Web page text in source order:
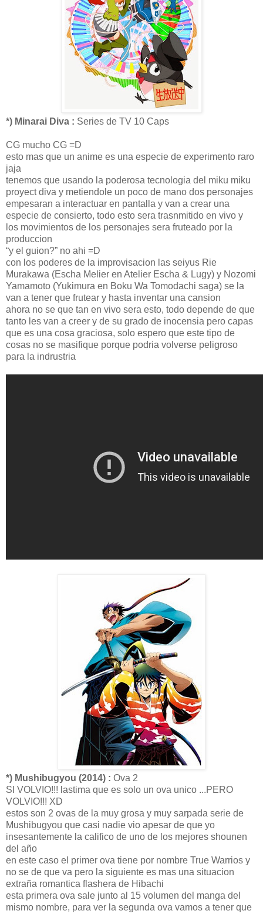
*) Minarai Diva : Series de TV 10 Caps
CG mucho CG =D
esto mas que un anime es una especie de experimento raro
jaja
tenemos que usando la poderosa tecnologia del miku miku
proyect diva y metiendole un poco de mano dos personajes
empesaran a interactuar en pantalla y van a crear una
especie de consierto, todo esto sera trasnmitido en vivo y
los movimientos de los personajes sera fruteado por la
produccion
“y el guion?” no ahi =D
con los poderes de la improvisacion las seiyus Rie
Murakawa (Escha Melier en Atelier Escha & Lugy) y Nozomi
Yamamoto (Yukimura en Boku Wa Tomodachi saga) se la
van a tener que frutear y hasta inventar una cansion
ahora no se que tan en vivo sera esto, todo depende de que
tanto les van a creer y de su grado de inocensia pero capas
que es una cosa graciosa, solo espero que este tipo de
cosas no se masifique porque podria volverse peligroso
para la indrustria
*) Mushibugyou (2014) : Ova 2
SI VOLVIO!!! lastima que es solo un ova unico ...PERO
VOLVIO!!! XD
estos son 2 ovas de la muy grosa y muy sarpada serie de
Mushibugyou que casi nadie vio apesar de que yo
insesantemente la califico de uno de los mejores shounen
del año
en este caso el primer ova tiene por nombre True Warrios y
no se de que va pero la siguiente es mas una situacion
extraña romantica flashera de Hibachi
esta primera ova sale junto al 15 volumen del manga del
mismo nombre, para ver la segunda ova vamos a tener que